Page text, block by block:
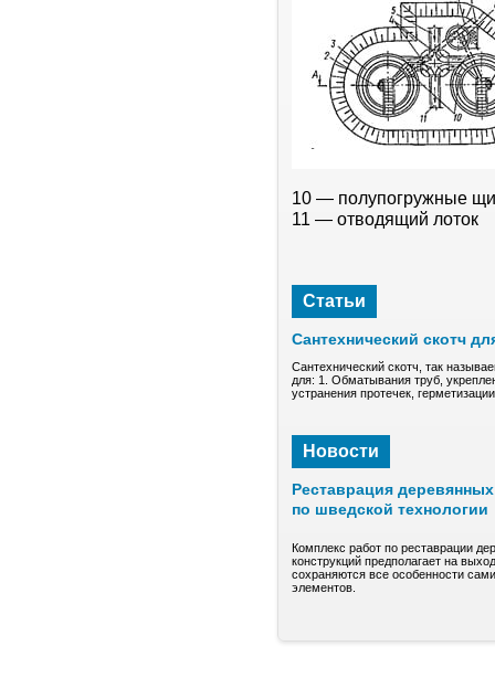
10 — полупогружные
11 — отводящий лоток
Статьи
Сантехнический скотч
Сантехнический скотч, так
для: 1. Обматывания труб,
устранения протечек,
Новости
Реставрация
по шведской технологии
Комплекс работ по реставрации
конструкций предполагает на
сохраняются все особенности
элементов.